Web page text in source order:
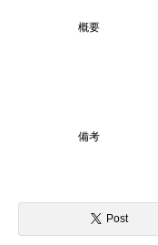
概要
備考
Post